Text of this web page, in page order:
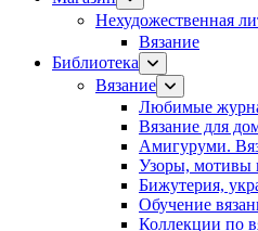
Нехудожественная
Вязание
Библиотека
Вязание
Любимые
Вязание для
Амигуруми.
Узоры, мотивы
Бижутерия,
Обучение
Коллекции по